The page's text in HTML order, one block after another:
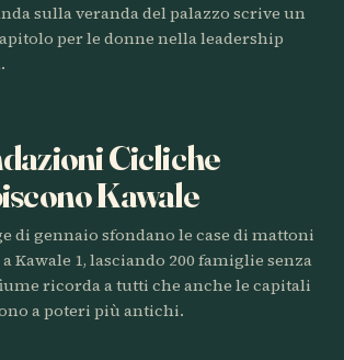
sulla veranda del palazzo scrive un
per le donne nella leadership
Cicliche
Kawale
di gennaio sfondano le case di mattoni
Kawale 1, lasciando 200 famiglie senza
ricorda a tutti che anche le capitali
a poteri più antichi.